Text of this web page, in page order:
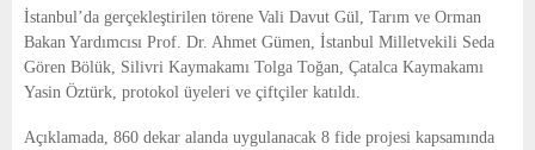
U
İstanbul’da gerçekleştirilen törene Vali Davut Gül, Tarım ve Orman
Bakan Yardımcısı Prof. Dr. Ahmet Gümen, İstanbul Milletvekili Seda
Gören Bölük, Silivri Kaymakamı Tolga Toğan, Çatalca Kaymakamı
Yasin Öztürk, protokol üyeleri ve çiftçiler katıldı.
Açıklamada, 860 dekar alanda uygulanacak 8 fide projesi kapsamında